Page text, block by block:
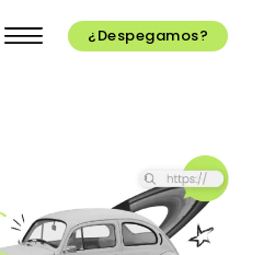
¿Despegamos?